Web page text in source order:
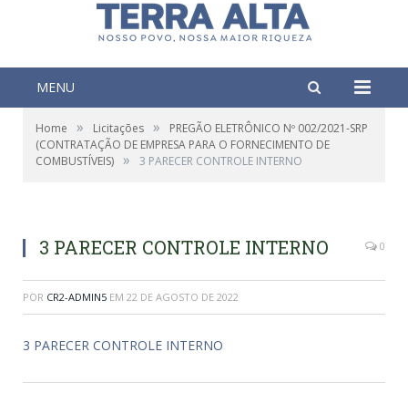
MENU
Home » Licitações »
PREGÃO ELETRÔNICO Nº 002/2021-SRP
(CONTRATAÇÃO DE EMPRESA PARA O FORNECIMENTO DE
COMBUSTÍVEIS) » 3 PARECER CONTROLE INTERNO
3 PARECER CONTROLE INTERNO 0
POR CR2-ADMIN5 EM 22 DE AGOSTO DE 2022
3 PARECER CONTROLE INTERNO